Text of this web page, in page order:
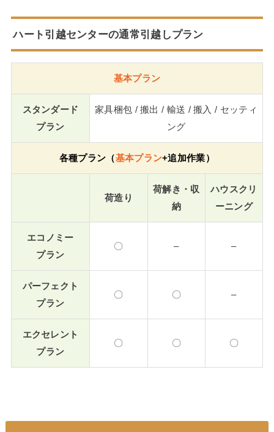
ハート引越センターの通常引越しプラン
基本プラン
スタンダード
プラン
家具梱包 / 搬出 / 輸送 / 搬入 / セッティ
ング
各種プラン（基本プラン+追加作業）
荷造り
荷解き・収
納
ハウスクリ
ーニング
エコノミー
プラン
〇 – –
パーフェクト
プラン
〇 〇 –
エクセレント
プラン
〇 〇 〇